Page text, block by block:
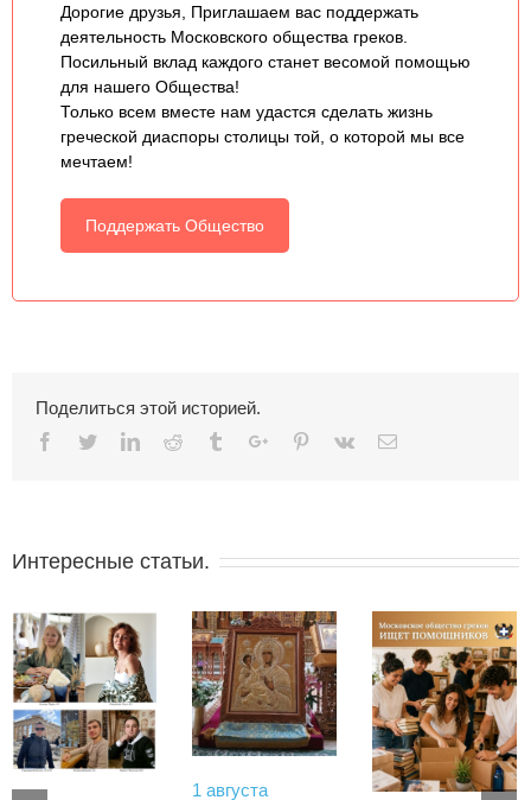
Дорогие друзья, Приглашаем вас поддержать
деятельность Московского общества греков.
Посильный вклад каждого станет весомой помощью
для нашего Общества!
Только всем вместе нам удастся сделать жизнь
греческой диаспоры столицы той, о которой мы все
мечтаем!
Поддержать Общество
Поделиться этой историей.
Facebook
TwitterLinkedinReddit TumblrGoogle+Pinterest
Vk Email
Интересные статьи.
1 августа